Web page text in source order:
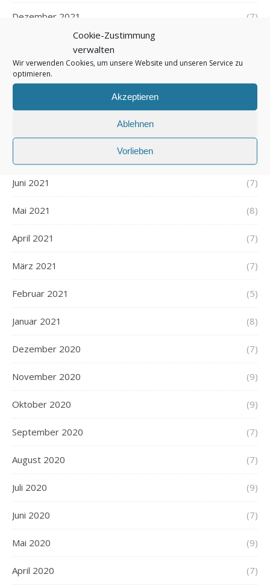
Cookie-Zustimmung
verwalten
Wir verwenden Cookies, um unsere Website und unseren Service zu
optimieren.
Akzeptieren
Ablehnen
Vorlieben
Dezember 2021 (7)
Oktober 2021
Juni 2021 (7)
Mai 2021 (8)
April 2021 (7)
März 2021 (7)
Februar 2021 (5)
Januar 2021 (8)
Dezember 2020 (7)
November 2020 (9)
Oktober 2020 (9)
September 2020 (7)
August 2020 (7)
Juli 2020 (9)
Juni 2020 (7)
Mai 2020 (9)
April 2020 (7)